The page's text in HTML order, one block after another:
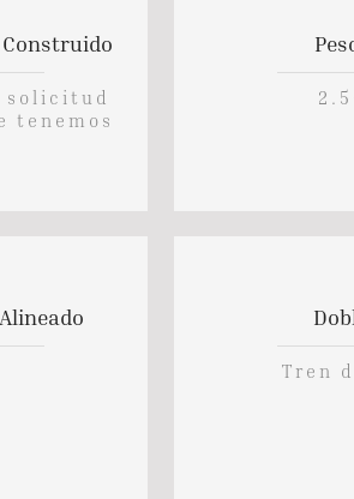
Construido
solicitud
tenemos
Tren